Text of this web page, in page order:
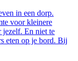
in een dorp.
voor kleinere
jezelf. En niet te
eten op je bord. Bij